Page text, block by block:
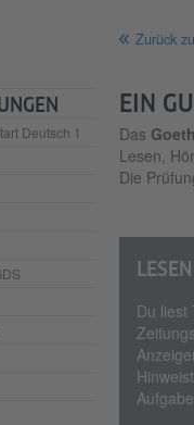
Deutsch 1
Zurück
EIN
Das
Lesen,
Die
LESEN
Du liest